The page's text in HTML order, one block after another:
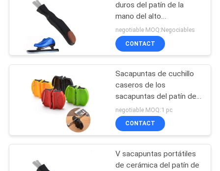
SITIO
PRIVACY
POLICY
Sacapuntas de
cuchillo eléctricos
Piedra de afilar que
afila la piedra
duros del patín de la
mano del alto
rendimiento para la
cuchilla del patín de hielo
negotiable MOQ:Negociables
CONTACT
Sacapuntas de cuchillo
caseros de los
sacapuntas del patín de
la mano del bolsillo con el
gancho que sube
negotiable MOQ:1 pc
CONTACT
V sacapuntas portátiles
de cerámica del patín de